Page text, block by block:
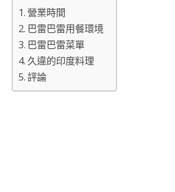
營業時間
巴雷巴雷用餐環境
巴雷巴雷菜單
久違的印度料理
評論